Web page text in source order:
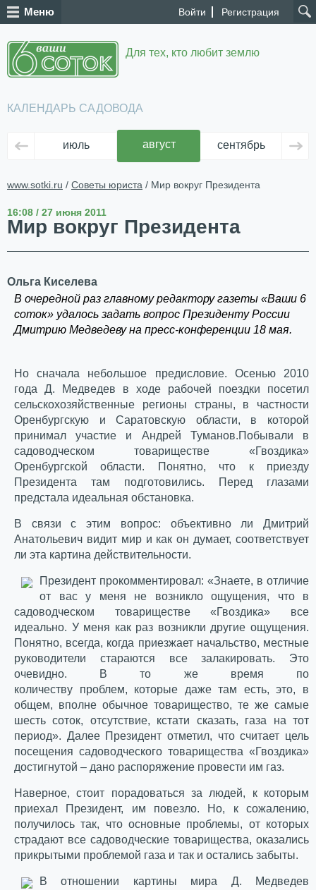
Войти Регистрация
Меню
Для тех, кто любит землю
КАЛЕНДАРЬ САДОВОДА
июль август сентябрь
www.sotki.ru / Советы юриста / Мир вокруг Президента
16:08 / 27 июня 2011
Мир вокруг Президента
Ольга Киселева
В очередной раз главному редактору газеты «Ваши 6
соток» удалось задать вопрос Президенту России
Дмитрию Медведеву на пресс-конференции 18 мая.
Но сначала небольшое предисловие. Осенью 2010
года Д. Медведев в ходе рабочей поездки посетил
сельскохозяйственные регионы страны, в частности
Оренбургскую и Саратовскую области, в которой
принимал участие и Андрей Туманов.Побывали в
садоводческом товариществе «Гвоздика»
Оренбургской области. Понятно, что к приезду
Президента там подготовились. Перед глазами
предстала идеальная обстановка.
В связи с этим вопрос: объективно ли Дмитрий
Анатольевич видит мир и как он думает, соответствует
ли эта картина действительности.
Президент прокомментировал: «Знаете, в отличие
от вас у меня не возникло ощущения, что в
садоводческом товариществе «Гвоздика» все
идеально. У меня как раз возникли другие ощущения.
Понятно, всегда, когда приезжает начальство, местные
руководители стараются все залакировать. Это
очевидно. В то же время по
количеству проблем, которые даже там есть, это, в
общем, вполне обычное товарищество, те же самые
шесть соток, отсутствие, кстати сказать, газа на тот
период». Далее Президент отметил, что считает цель
посещения садоводческого товарищества «Гвоздика»
достигнутой – дано распоряжение провести им газ.
Наверное, стоит порадоваться за людей, к которым
приехал Президент, им повезло. Но, к сожалению,
получилось так, что основные проблемы, от которых
страдают все садоводческие товарищества, оказались
прикрытыми проблемой газа и так и остались забыты.
В отношении картины мира Д. Медведев